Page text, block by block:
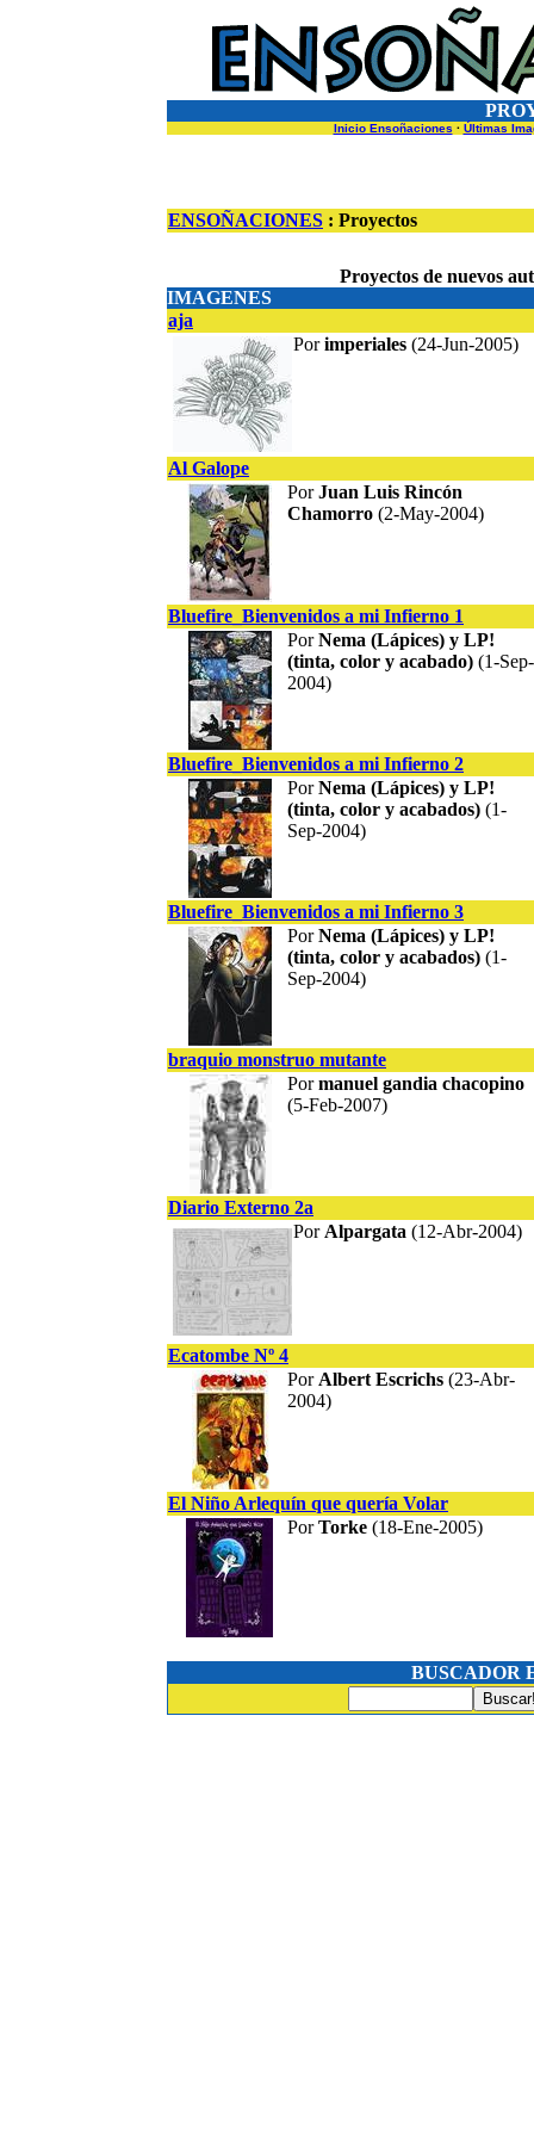
Inicio Ensoñaciones · Últimas
ENSOÑACIONES : Proyectos
Proyectos de nuevos
IMAGENES
aja
Porimperiales (24-Jun-2005)
Al Galope
PorJuan Luis Rincón
Chamorro (2-May-2004)
Bluefire_Bienvenidos a mi Infierno 1
PorNema (Lápices) y LP!
(tinta, color y acabado) (1-Sep-
2004)
Bluefire_Bienvenidos a mi Infierno 2
PorNema (Lápices) y LP!
(tinta, color y acabados) (1-
Sep-2004)
Bluefire_Bienvenidos a mi Infierno 3
PorNema (Lápices) y LP!
(tinta, color y acabados) (1-
Sep-2004)
braquio monstruo mutante
Pormanuel gandia chacopino
(5-Feb-2007)
Diario Externo 2a
Por Alpargata (12-Abr-2004)
Ecatombe Nº 4
Por Albert Escrichs (23-Abr-
2004)
El Niño Arlequín que quería Volar
PorTorke (18-Ene-2005)
BUSCADOR